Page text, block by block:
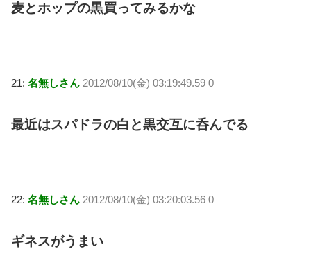
麦とホップの黒買ってみるかな
21: 名無しさん 2012/08/10(金) 03:19:49.59 0
最近はスパドラの白と黒交互に呑んでる
22: 名無しさん 2012/08/10(金) 03:20:03.56 0
ギネスがうまい